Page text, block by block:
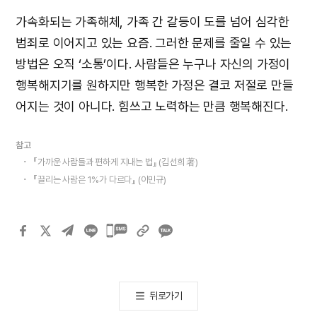
가속화되는 가족해체, 가족 간 갈등이 도를 넘어 심각한
범죄로 이어지고 있는 요즘. 그러한 문제를 줄일 수 있는
방법은 오직 ‘소통’이다. 사람들은 누구나 자신의 가정이
행복해지기를 원하지만 행복한 가정은 결코 저절로 만들
어지는 것이 아니다. 힘쓰고 노력하는 만큼 행복해진다.
참고
『가까운 사람들과 편하게 지내는 법』 (김선희 著)
『끌리는 사람은 1%가 다르다』 (이민규)
카카오톡
뒤로가기